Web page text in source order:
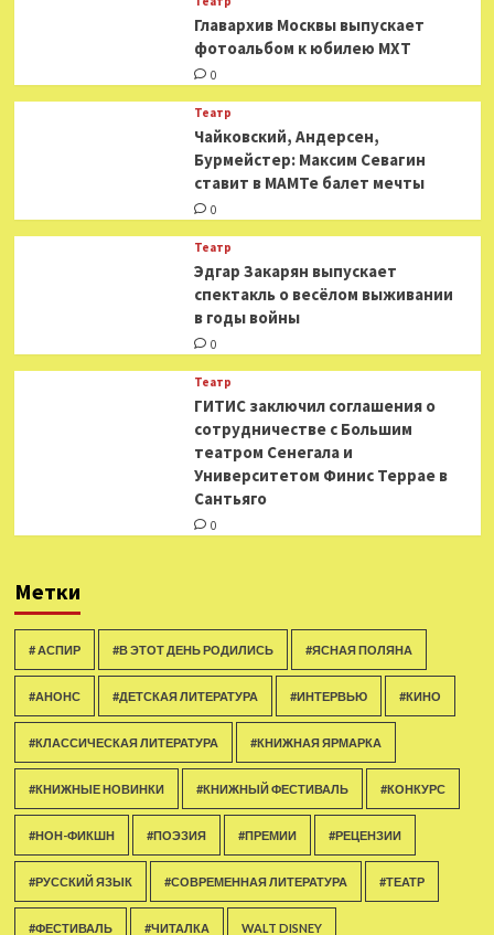
​​Главархив Москвы выпускает
фотоальбом к юбилею МХТ
0
Театр
​​Чайковский, Андерсен,
Бурмейстер: Максим Севагин
ставит в МАМТе балет мечты
0
Театр
Эдгар Закарян выпускает
спектакль о весёлом выживании
в годы войны
0
Театр
ГИТИС заключил соглашения о
сотрудничестве с Большим
театром Сенегала и
Университетом Финис Террае в
Сантьяго
0
Метки
# АСПИР #В ЭТОТ ДЕНЬ РОДИЛИСЬ #ЯСНАЯ ПОЛЯНА
#АНОНС #ДЕТСКАЯ ЛИТЕРАТУРА #ИНТЕРВЬЮ #КИНО
#КЛАССИЧЕСКАЯ ЛИТЕРАТУРА #КНИЖНАЯ ЯРМАРКА
#КНИЖНЫЕ НОВИНКИ #КНИЖНЫЙ ФЕСТИВАЛЬ #КОНКУРС
#НОН-ФИКШН #ПОЭЗИЯ #ПРЕМИИ #РЕЦЕНЗИИ
#РУССКИЙ ЯЗЫК #СОВРЕМЕННАЯ ЛИТЕРАТУРА #ТЕАТР
#ФЕСТИВАЛЬ #ЧИТАЛКА WALT DISNEY